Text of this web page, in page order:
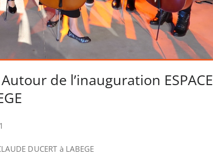
de l’inauguration ESPACE
DUCERT à LABEGE